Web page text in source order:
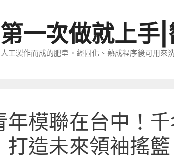
一次做就上手
工製作而成的肥皂。經固化、熟成程序後可用來
年模聯在台中！
打造未來領袖搖籃